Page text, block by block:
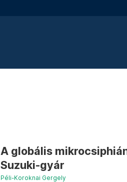
A globális
Suzuki-gyár
Péli-Koroknai Gergely